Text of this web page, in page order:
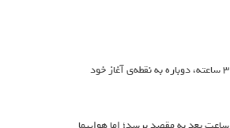
پس از مجموعه‌ای از انحراف‌ها و یک شب اقامت اجباری، ۱۳۷ مسافر پرواز شرکت هواپیمایی آلمانی Condor، در ماجرایی ۳۲ ساعته، دوباره به نقطه‌ی آغاز خود